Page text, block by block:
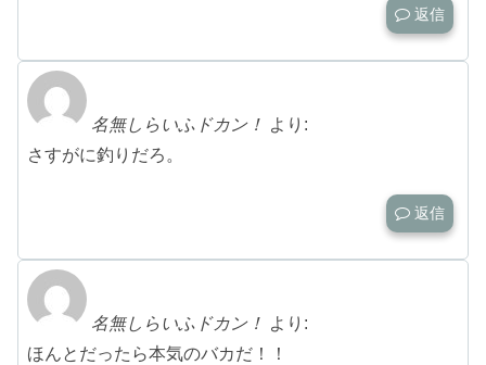
返信
名無しらいふドカン！ より:
さすがに釣りだろ。
返信
名無しらいふドカン！ より:
ほんとだったら本気のバカだ！！